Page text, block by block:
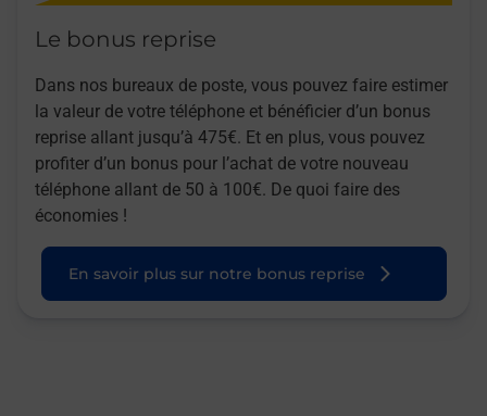
Le bonus reprise
Dans nos bureaux de poste, vous pouvez faire estimer
la valeur de votre téléphone et bénéficier d’un bonus
reprise allant jusqu’à 475€. Et en plus, vous pouvez
profiter d’un bonus pour l’achat de votre nouveau
téléphone allant de 50 à 100€. De quoi faire des
économies !
En savoir plus sur notre bonus reprise